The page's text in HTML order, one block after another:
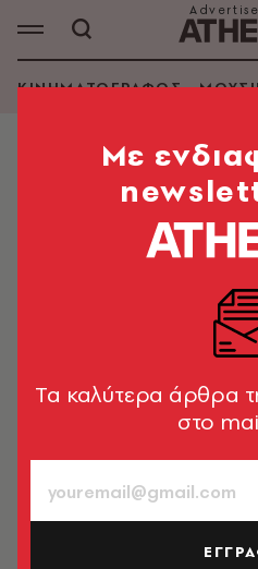
ΚΙΝΗΜΑΤΟΓΡΑΦΟΣ
DAVID
ΑΝΑΖΗΤΗΣΗ
Mε
Tα καλύτερα άρθρα
στο